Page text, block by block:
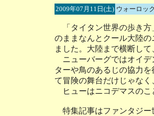
2009年07月11日(土) ウォーロッ
「タイタン世界の歩き方
のままなんとクール大陸
ました。大陸まで横断し
ニューバーグではオイデ
ターや鳥のあるじの協力
て冒険の舞台だけじゃな
ヒューはニコデマスのこ
特集記事はファンタジー